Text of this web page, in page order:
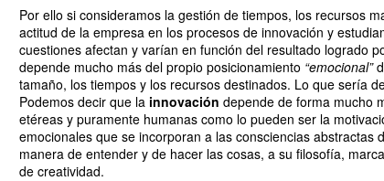
Por ello si consideramos la gestión de tiempos, los recursos
actitud de la empresa en los procesos de innovación y
cuestiones afectan y varían en función del resultado logrado
depende mucho más del propio posicionamiento “emocional”
tamaño, los tiempos y los recursos destinados. Lo que sería
Podemos decir que la innovación depende de forma mucho
etéreas y puramente humanas como lo pueden ser la
emocionales que se incorporan a las consciencias abstractas
manera de entender y de hacer las cosas, a su filosofía,
de creatividad.